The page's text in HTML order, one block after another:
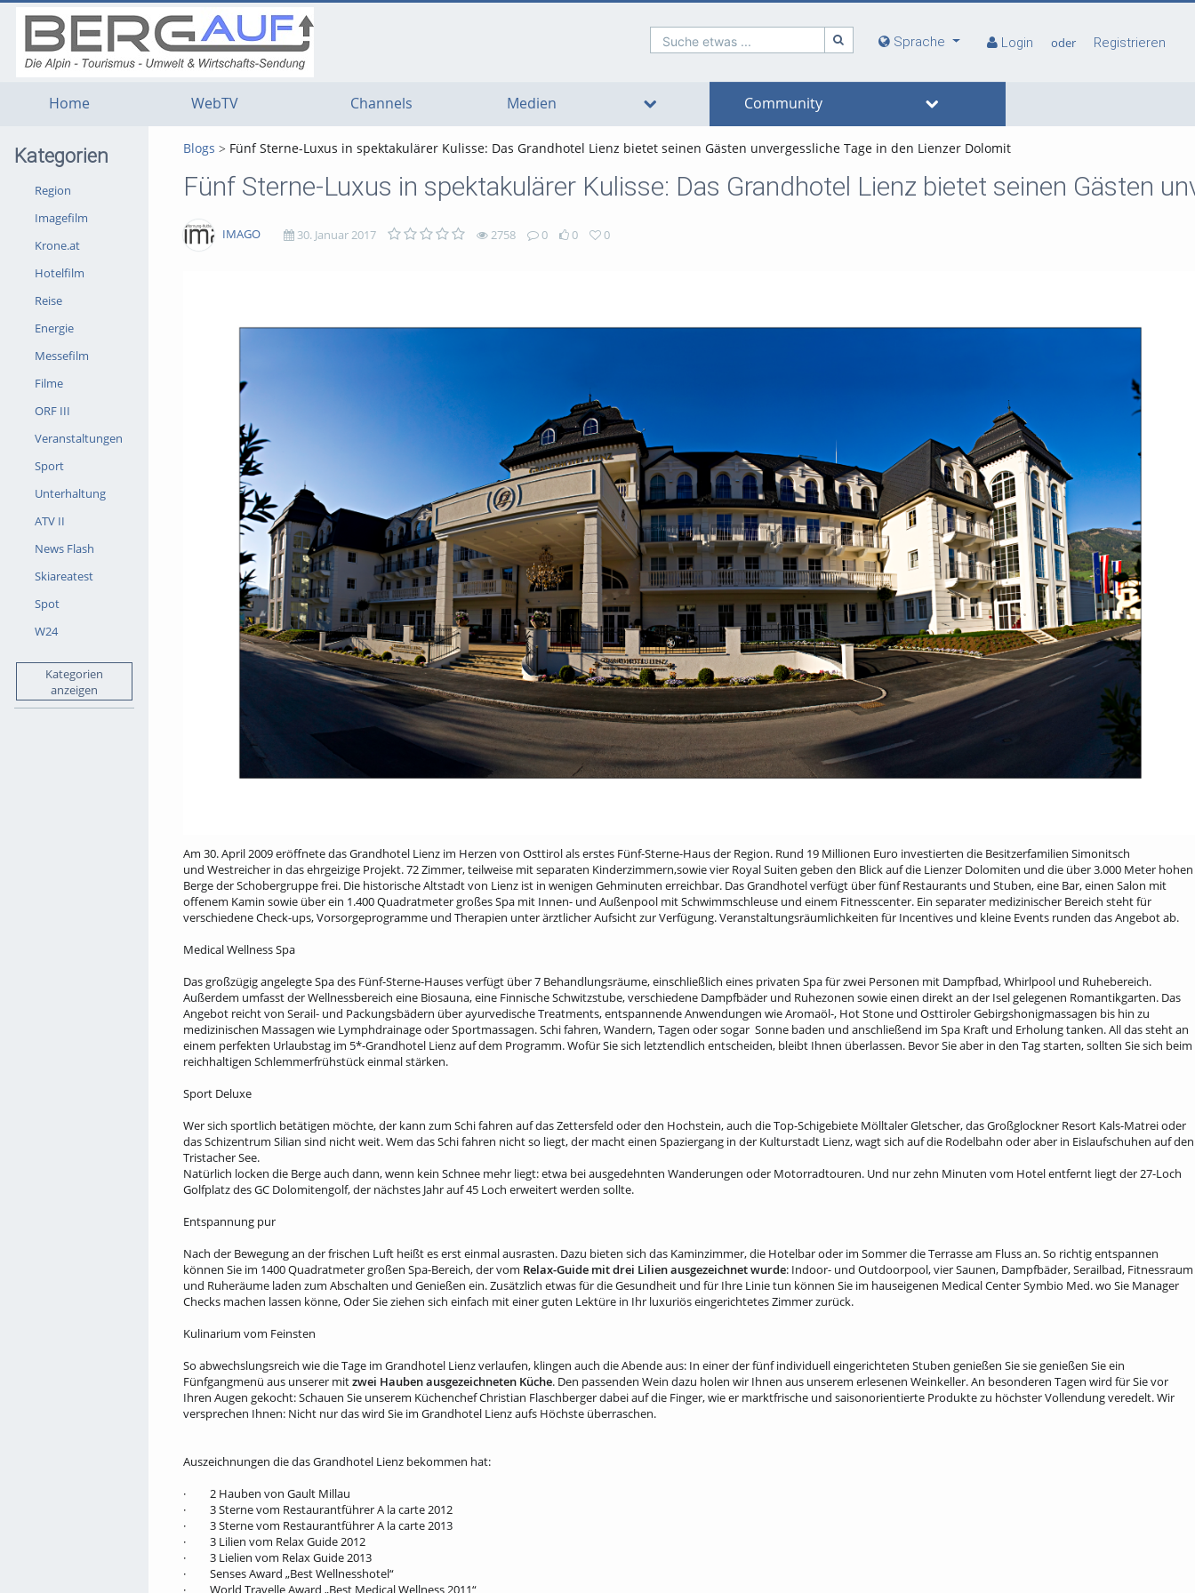
Suche etwas ... Sprache Login oder Registrieren
Home WebTV Channels Medien Community
Kategorien
Region
Imagefilm
Krone.at
Hotelfilm
Reise
Energie
Messefilm
Filme
ORF III
Veranstaltungen
Sport
Unterhaltung
ATV II
News Flash
Skiareatest
Spot
W24
Kategorien
anzeigen
Blogs Fünf Sterne-Luxus in spektakulärer Kulisse: Das Grandhotel Lienz bietet seinen Gästen unvergessliche Tage in den Lienzer Dolomit
IMAGO 30. Januar 2017 2758 0 0 0
Am 30. April 2009 eröffnete das Grandhotel Lienz im Herzen von Osttirol als erstes Fünf-Sterne-Haus der Region. Rund 19 Millionen Euro investierten die Besitzerfamilien Simonitsch
und Westreicher in das ehrgeizige Projekt. 72 Zimmer, teilweise mit separaten Kinderzimmern,sowie vier Royal Suiten geben den Blick auf die Lienzer Dolomiten und die über 3.000 Meter hohen
Berge der Schobergruppe frei. Die historische Altstadt von Lienz ist in wenigen Gehminuten erreichbar. Das Grandhotel verfügt über fünf Restaurants und Stuben, eine Bar, einen Salon mit
offenem Kamin sowie über ein 1.400 Quadratmeter großes Spa mit Innen- und Außenpool mit Schwimmschleuse und einem Fitnesscenter. Ein separater medizinischer Bereich steht für
verschiedene Check-ups, Vorsorgeprogramme und Therapien unter ärztlicher Aufsicht zur Verfügung. Veranstaltungsräumlichkeiten für Incentives und kleine Events runden das Angebot ab.
Medical Wellness Spa
Das großzügig angelegte Spa des Fünf-Sterne-Hauses verfügt über 7 Behandlungsräume, einschließlich eines privaten Spa für zwei Personen mit Dampfbad, Whirlpool und Ruhebereich.
Außerdem umfasst der Wellnessbereich eine Biosauna, eine Finnische Schwitzstube, verschiedene Dampfbäder und Ruhezonen sowie einen direkt an der Isel gelegenen Romantikgarten. Das
Angebot reicht von Serail- und Packungsbädern über ayurvedische Treatments, entspannende Anwendungen wie Aromaöl-, Hot Stone und Osttiroler Gebirgshonigmassagen bis hin zu
medizinischen Massagen wie Lymphdrainage oder Sportmassagen. Schi fahren, Wandern, Tagen oder sogar Sonne baden und anschließend im Spa Kraft und Erholung tanken. All das steht an
einem perfekten Urlaubstag im 5*-Grandhotel Lienz auf dem Programm. Wofür Sie sich letztendlich ent­scheiden, bleibt Ihnen überlassen. Bevor Sie aber in den Tag starten, sollten Sie sich beim
reich­haltigen Schlemmerfrühstück einmal stärken.
Sport Deluxe
Wer sich sportlich betätigen möchte, der kann zum Schi fahren auf das Zettersfeld oder den Hochstein, auch die Top-Schigebiete Möllta­ler Gletscher, das Großglockner Resort Kals-Matrei oder
das Schizentrum Silian sind nicht weit. Wem das Schi fahren nicht so liegt, der macht einen Spaziergang in der Kulturstadt Li­enz, wagt sich auf die Rodelbahn oder aber in Eislaufschuhen auf den
Tristacher See.
Natürlich locken die Berge auch dann, wenn kein Schnee mehr liegt: etwa bei ausgedehn­ten Wanderungen oder Motorradtouren. Und nur zehn Minuten vom Hotel entfernt liegt der 27-Loch
Golfplatz des GC Dolomitengolf, der nächstes Jahr auf 45 Loch erweitert werden sollte.
Entspannung pur
Nach der Bewegung an der frischen Luft heißt es erst einmal ausrasten. Dazu bieten sich das Kaminzimmer, die Hotelbar oder im Sommer die Terrasse am Fluss an. So richtig entspan­nen
können Sie im 1400 Quadratmeter großen Spa-Bereich, der vom Relax-Guide mit drei Li­lien ausgezeichnet wurde: Indoor- und Out­doorpool, vier Saunen, Dampfbäder, Serail­bad, Fitnessraum
und Ruheräume laden zum Abschalten und Genießen ein. Zusätzlich et­was für die Gesundheit und für Ihre Linie tun können Sie im hauseigenen Medical Center Symbio Med. wo Sie Manager
Checks machen lassen könne, Oder Sie ziehen sich einfach mit einer guten Lektüre in Ihr luxuriös eingerich­tetes Zimmer zurück.
Kulinarium vom Feinsten
So abwechslungsreich wie die Tage im Grand­hotel Lienz verlaufen, klingen auch die Aben­de aus: In einer der fünf individuell eingerich­teten Stuben genießen Sie sie genießen Sie ein
Fünfgangmenü aus unserer mitzwei Hauben ausgezeichneten Küche. Den passenden Wein dazu holen wir Ihnen aus unserem erlesenen Weinkeller. An besonderen Tagen wird für Sie vor
Ihren Augen gekocht: Schauen Sie unse­rem Küchenchef Christian Flaschberger dabei auf die Finger, wie er marktfrische und saiso­norientierte Produkte zu höchster Vollendung veredelt. Wir
versprechen Ihnen: Nicht nur das wird Sie im Grandhotel Lienz aufs Höchste überraschen.
Auszeichnungen die das Grandhotel Lienz bekommen hat:
· 2 Hauben von Gault Millau
· 3 Sterne vom Restaurantführer A la carte 2012
· 3 Sterne vom Restaurantführer A la carte 2013
· 3 Lilien vom Relax Guide 2012
· 3 Lielien vom Relax Guide 2013
· Senses Award „Best Wellnesshotel“
· World Travelle Award „Best Medical Wellness 2011“